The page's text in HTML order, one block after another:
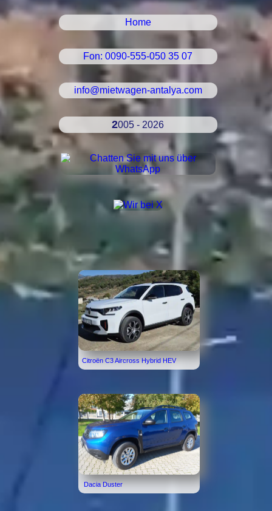
Citroën C3 Aircross Hybrid HEV
Dacia Duster
Home
Fon: 0090-555-050 35 07
info@mietwagen-antalya.com
2005 - 2026